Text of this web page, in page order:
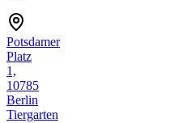
Potsdamer
Platz
1,
10785
Berlin
Tiergarten